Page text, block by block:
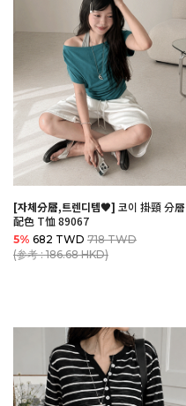
[자체分層,트렌디템🖤] 코이 掛頸 分層
配色 T恤 89067
5% 682 TWD 718 TWD
(参考 : 186.68 HKD)